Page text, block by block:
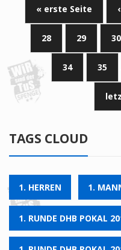
« erste Seite
28 29 30
34 35
TAGS CLOUD
1. HERREN 1.
1. RUNDE DHB POKAL